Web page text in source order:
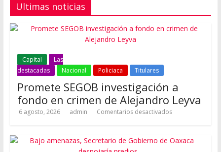
Ultimas noticias
Capital
Las
destacadas
Nacional Policiaca Titulares
Promete SEGOB investigación a
fondo en crimen de Alejandro Leyva
6 agosto, 2026 admin Comentarios desactivados